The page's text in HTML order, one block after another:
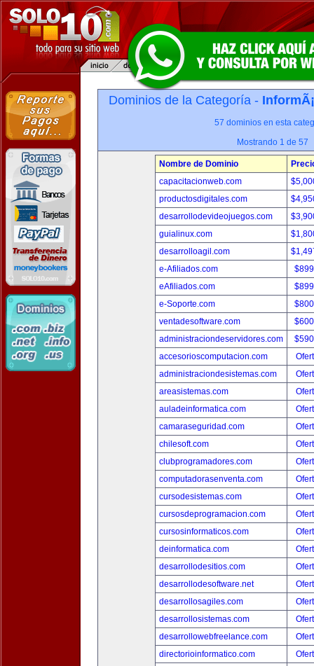
Dominios de la Categoría -
57 dominios en esta
Mostrando 1 de 57
Nombre de Dominio
capacitacionweb.com
productosdigitales.com
desarrollodevideojuegos.com
guialinux.com
desarrolloagil.com
e-Afiliados.com
eAfiliados.com
e-Soporte.com
ventadesoftware.com
administraciondeservidores.com
accesorioscomputacion.com
administraciondesistemas.com
areasistemas.com
auladeinformatica.com
camaraseguridad.com
chilesoft.com
clubprogramadores.com
computadorasenventa.com
cursodesistemas.com
cursosdeprogramacion.com
cursosinformaticos.com
deinformatica.com
desarrollodesitios.com
desarrollodesoftware.net
desarrollosagiles.com
desarrollosistemas.com
desarrollowebfreelance.com
directorioinformatico.com